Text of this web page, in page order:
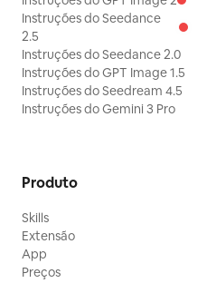
Instruções do Seedance
2.5
Instruções do Seedance 2.0
Instruções do GPT Image 1.5
Instruções do Seedream 4.5
Instruções do Gemini 3 Pro
Produto
Skills
Extensão
App
Preços